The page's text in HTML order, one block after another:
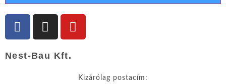
Nest-Bau Kft.
Kizárólag postacím: